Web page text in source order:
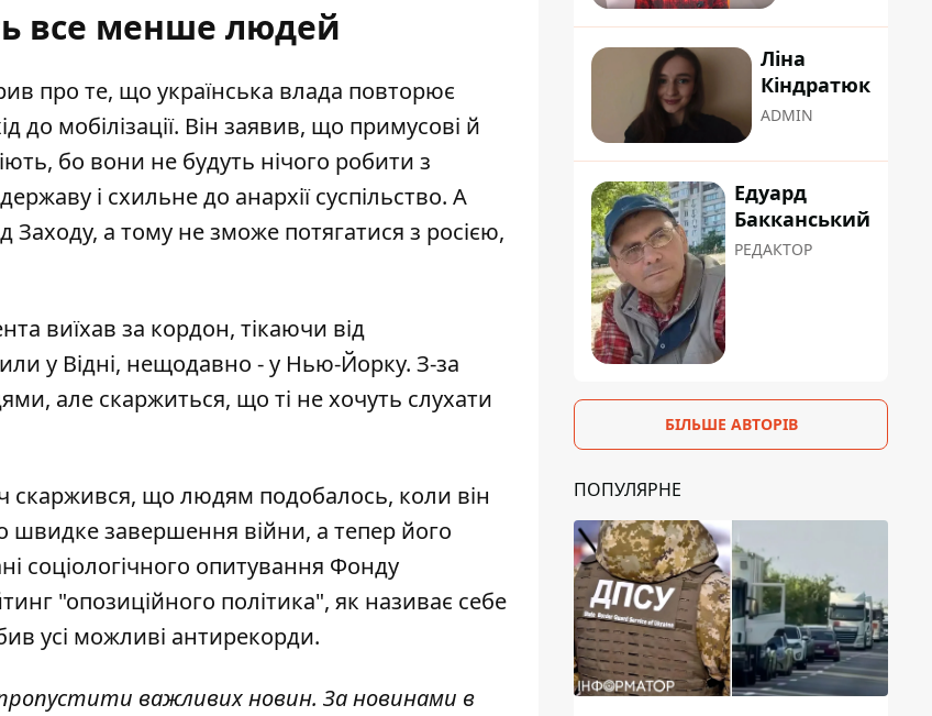
все менше людей
про те, що українська влада повторює
до мобілізації. Він заявив, що примусові й
бо вони не будуть нічого робити з
і схильне до анархії суспільство. А
Заходу, а тому не зможе потягатися з росією,
виїхав за кордон, тікаючи від
у Відні, нещодавно - у Нью-Йорку. З-за
але скаржиться, що ті не хочуть слухати
скаржився, що людям подобалось, коли він
швидке завершення війни, а тепер його
соціологічного опитування Фонду
"опозиційного політика", як називає себе
усі можливі антирекорди.
важливих новин. За новинами в
Ліна
Кіндратюк
ADMIN
Едуард
Бакканський
РЕДАКТОР
БІЛЬШЕ АВТОРІВ
ПОПУЛЯРНЕ